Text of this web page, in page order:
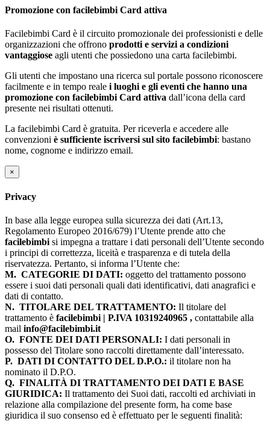
Promozione con facilebimbi Card attiva
Facilebimbi Card è il circuito promozionale dei professionisti e delle
organizzazioni che offrono prodotti e servizi a condizioni
vantaggiose agli utenti che possiedono una carta facilebimbi.
Gli utenti che impostano una ricerca sul portale possono riconoscere
facilmente e in tempo reale i luoghi e gli eventi che hanno una
promozione con facilebimbi Card attiva dall’icona della card
presente nei risultati ottenuti.
La facilebimbi Card è gratuita. Per riceverla e accedere alle
convenzioni è sufficiente iscriversi sul sito facilebimbi: bastano
nome, cognome e indirizzo email.
×
Privacy
In base alla legge europea sulla sicurezza dei dati (Art.13,
Regolamento Europeo 2016/679) l’Utente prende atto che
facilebimbi si impegna a trattare i dati personali dell’Utente secondo
i principi di correttezza, liceità e trasparenza e di tutela della
riservatezza. Pertanto, si informa l’Utente che:
M. CATEGORIE DI DATI: oggetto del trattamento possono
essere i suoi dati personali quali dati identificativi, dati anagrafici e
dati di contatto.
N. TITOLARE DEL TRATTAMENTO: Il titolare del
trattamento è facilebimbi | P.IVA 10319240965 , contattabile alla
mail info@facilebimbi.it
O. FONTE DEI DATI PERSONALI: I dati personali in
possesso del Titolare sono raccolti direttamente dall’interessato.
P. DATI DI CONTATTO DEL D.P.O.: il titolare non ha
nominato il D.P.O.
Q. FINALITÀ DI TRATTAMENTO DEI DATI E BASE
GIURIDICA: Il trattamento dei Suoi dati, raccolti ed archiviati in
relazione alla compilazione del presente form, ha come base
giuridica il suo consenso ed è effettuato per le seguenti finalità: